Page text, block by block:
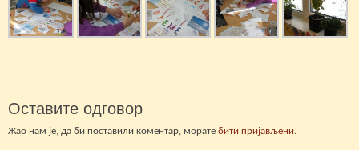
Оставите одговор
Жао нам је, да би поставили коментар, морате бити пријављени.